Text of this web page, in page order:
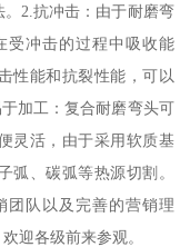
2.抗冲击：由于耐磨弯
受冲击的过程中吸收能
性能和抗裂性能，可以
加工：复合耐磨弯头可
灵活，由于采用软质基
弧、碳弧等热源切割。
团队以及完善的营销理
迎各级前来参观。